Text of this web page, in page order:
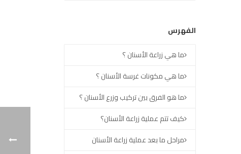
الفهرس
ما هي زراعة الأسنان ؟
ما هي مكونات غرسة الأسنان ؟
ما هو الفرق بين تركيب وزرع الأسنان ؟
كيف تتم عملية زراعة الأسنان؟
مراحل ما بعد عملية زراعة الأسنان